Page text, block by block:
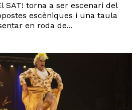
SAT! torna a ser escenari del
escèniques i una taula
en roda de...